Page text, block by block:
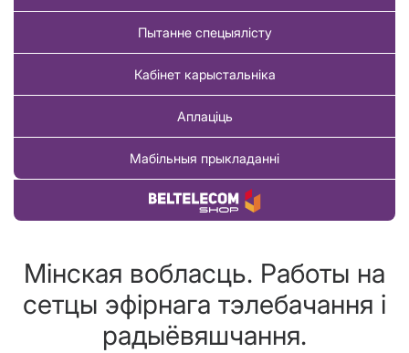
Пытанне спецыялісту
Кабінет карыстальніка
Аплаціць
Мабільныя прыкладанні
Купіць тавар
Мінская вобласць. Работы на
сетцы эфірнага тэлебачання і
радыёвяшчання.